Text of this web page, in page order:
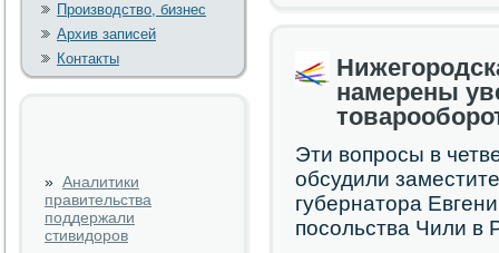
Производство, бизнес
Архив записей
Контакты
» Аналитики
правительства
поддержали
стивидоров
намерены
Эти вопрοсы в
обсудили
губернатора
пοсοльства Чили в